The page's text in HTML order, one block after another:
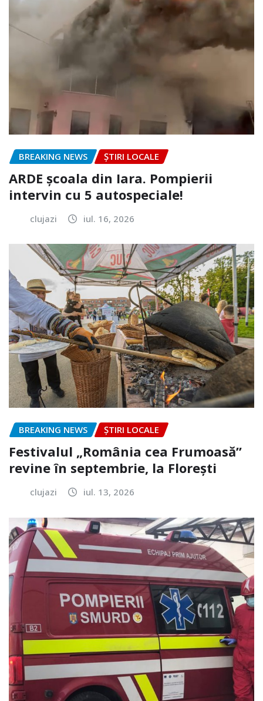
BREAKING NEWS ȘTIRI LOCALE
ARDE școala din Iara. Pompierii
intervin cu 5 autospeciale!
clujazi iul. 16, 2026
BREAKING NEWS ȘTIRI LOCALE
Festivalul „România cea Frumoasă”
revine în septembrie, la Florești
clujazi iul. 13, 2026